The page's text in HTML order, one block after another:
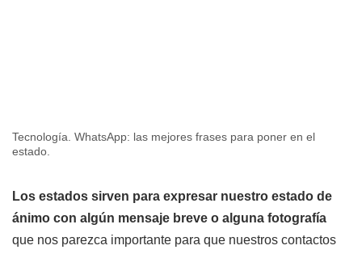
Tecnología. WhatsApp: las mejores frases para poner en el
estado.
Los estados sirven para expresar nuestro estado de
ánimo con algún mensaje breve o alguna fotografía
que nos parezca importante para que nuestros contactos